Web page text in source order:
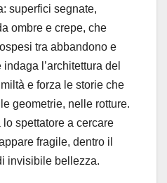
superfici segnate,
ombre e crepe, che
tra abbandono e
l’architettura del
e forza le storie che
geometrie, nelle rotture.
spettatore a cercare
fragile, dentro il
invisibile bellezza.